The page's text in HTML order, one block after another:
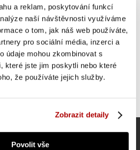
a reklam, poskytování funkcí
naší návštěvnosti využíváme
o tom, jak náš web používáte,
pro sociální média, inzerci a
údaje mohou zkombinovat s
které jste jim poskytli nebo které
že používáte jejich služby.
Zobrazit detaily
Povolit vše
SUPER CENA